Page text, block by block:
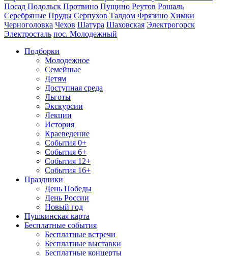
Посад Подольск Протвино Пущино Реутов Рошаль
Серебряные Пруды Серпухов Талдом Фрязино Химки
Черноголовка Чехов Шатура Шаховская Электрогорск
Электросталь пос. Молодежный
Подборки
Молодежное
Семейные
Детям
Доступная среда
Льготы
Экскурсии
Лекции
История
Краеведение
События 0+
События 6+
События 12+
События 16+
Праздники
День Победы
День России
Новый год
Пушкинская карта
Бесплатные события
Бесплатные встречи
Бесплатные выставки
Бесплатные концерты